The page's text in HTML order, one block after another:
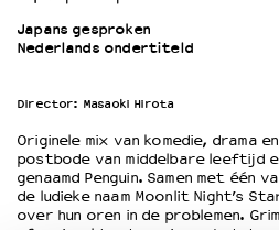
OVER LANTARENVENSTER
Werken bij
Wie is wie
Word vriend
Historie
Partners
Japans gesproken
Nederlands ondertiteld
Director: Masaoki Hirota
Originele mix van komedie, drama
postbode van middelbare leeftijd
genaamd Penguin. Samen met één
de ludieke naam Moonlit Night’s
over hun oren in de problemen.